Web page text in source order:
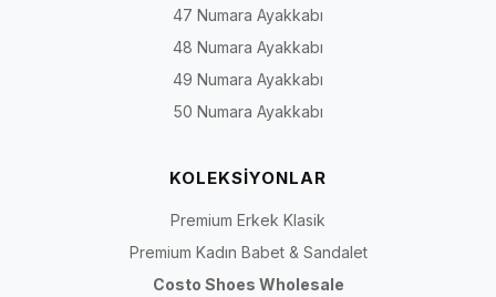
47 Numara Ayakkabı
48 Numara Ayakkabı
49 Numara Ayakkabı
50 Numara Ayakkabı
KOLEKSİYONLAR
Premium Erkek Klasik
Premium Kadın Babet & Sandalet
Costo Shoes Wholesale